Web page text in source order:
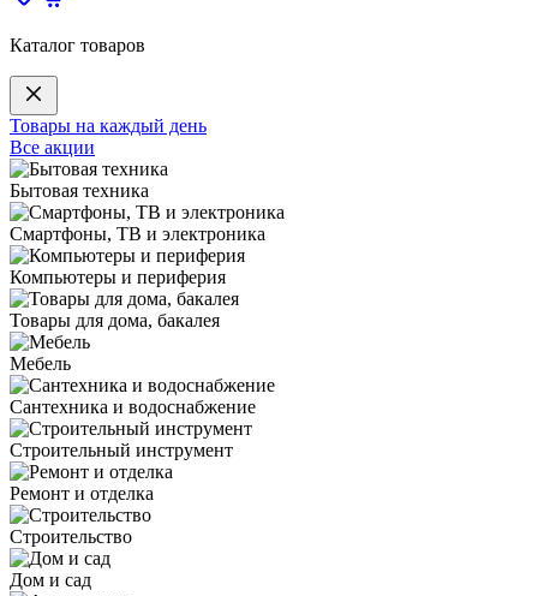
Каталог товаров
Товары на каждый день
Все акции
Бытовая техника
Смартфоны, ТВ и электроника
Компьютеры и периферия
Товары для дома, бакалея
Мебель
Сантехника и водоснабжение
Строительный инструмент
Ремонт и отделка
Строительство
Дом и сад